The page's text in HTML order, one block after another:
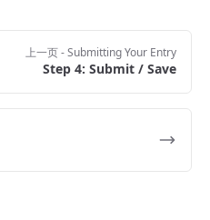
上一页- Submitting Your Entry
Step 4: Submit / Save